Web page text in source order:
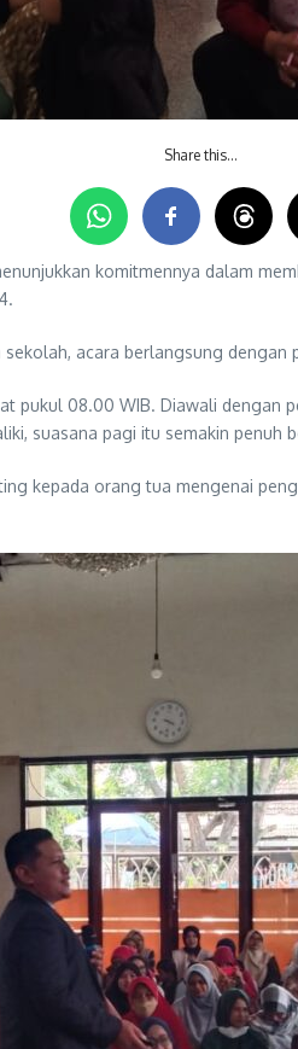
Share this…
komitmennya dalam
acara berlangsung dengan
pukul 08.00 WIB. Diawali dengan
suasana pagi itu semakin penuh
kepada orang tua mengenai